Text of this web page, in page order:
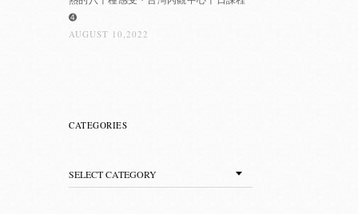
➍
AUGUST 10,2022
CATEGORIES
Categories